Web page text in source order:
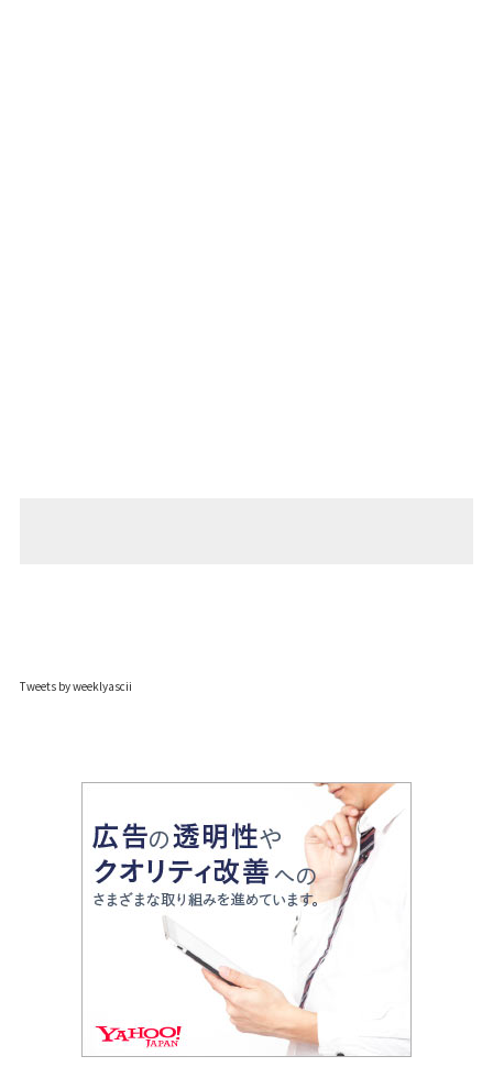
Tweets by weeklyascii